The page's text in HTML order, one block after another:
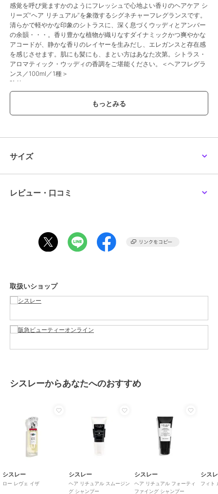
感覚を呼び覚ますかのようにフレッシュで心地よい香りのヘアケア シ
リーズ“ヘア リチュアル”を象徴するシグネチャーフレグランスです。
清らかで軽やかな印象のシトラスに、深く息づくウッディとアンバー
の余韻・・・。香り豊かな植物が織りなすダイナミックかつ爽やかな
アコードが、静かな香りのレイヤーを生みだし、エレガンスと存在感
を感じさせます。肌にも髪にも、まとい方はあなた次第。シトラス・
アロマティック・ウッディの香調をご堪能ください。＜ヘアフレグラ
ンス／100ml／1種＞
除外
この商品は、不良品のみ返品を承ります
性別タイプ
-
原産国
サイズ
レビュー・口コミ
取扱いショップ
シスレーからあなたへのおすすめ
シスレー
ロー レヴェ イザ
シスレー
ヘア リチュアル スムージン
グ シャンプー
シスレー
ヘア リチュアル フォーティ
ファイング シャンプー
シス
フィト